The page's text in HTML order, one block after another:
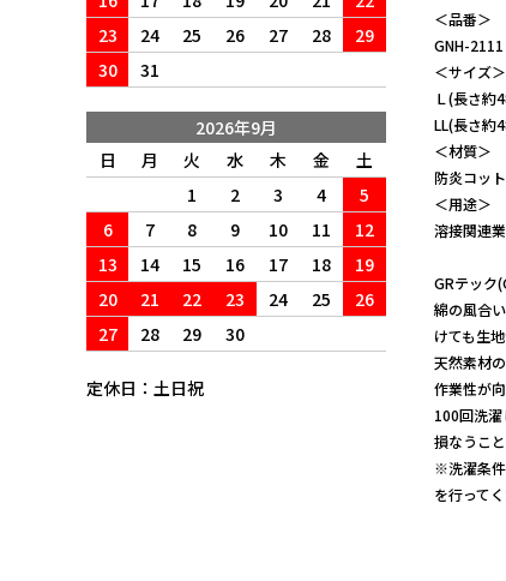
＜品番＞
GNH-2111
＜サイズ＞
Ｌ(長さ
LL(長さ
＜材質＞
防炎コッ
＜用途＞
溶接関連業
GRテック
綿の風合
けても生
天然素材
作業性が
100回洗
損なうこ
※洗濯条件
を行ってく
23
24 25 26 27 28
29
30
31
2026年9月
日
月 火 水 木 金
土
1
2 3 4
5
6
7 8 9 10 11
12
13
14 15 16 17 18
19
20
21 22 23 24 25
26
27
28 29 30
定休日：土日祝